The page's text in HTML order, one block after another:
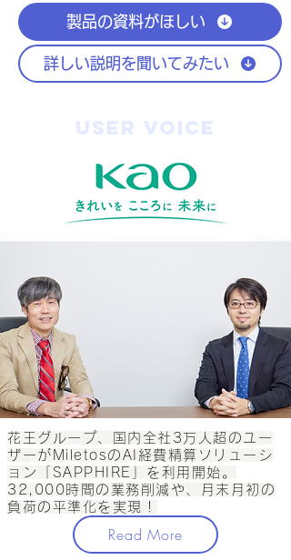
製品の資料がほしい
詳しい説明を聞いてみたい
USER VOICE
花王グループ、国内全社3万人超のユー
ザーがMiletosのAI経費精算ソリューシ
ョン「SAPPHIRE」を利用開始。
32,000時間の業務削減や、月末月初の
負荷の平準化を実現！
Read More